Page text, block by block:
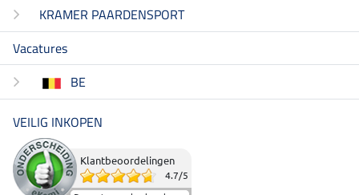
KRAMER PAARDENSPORT
Vacatures
BE
VEILIG INKOPEN
Klantbeoordelingen
4.7/5